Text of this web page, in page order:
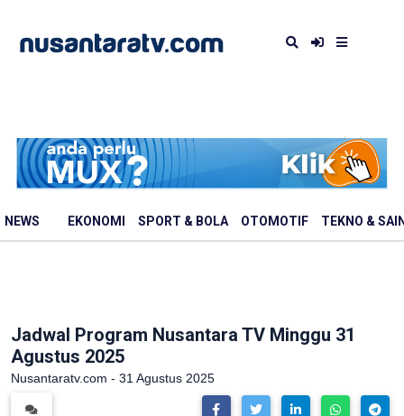
NEWS EKONOMI SPORT & BOLA OTOMOTIF TEKNO &
Jadwal Program Nusantara TV Minggu 31
Agustus 2025
Nusantaratv.com - 31 Agustus 2025